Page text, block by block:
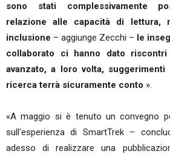
sono stati complessivamente
relazione alle capacità di lettura,
inclusione – aggiunge Zecchi – le
collaborato ci hanno dato
avanzato, a loro volta,
ricerca terrà sicuramente conto ».
«A maggio si è tenuto un convegno
sull'esperienza di SmartTrek –
adesso di realizzare una